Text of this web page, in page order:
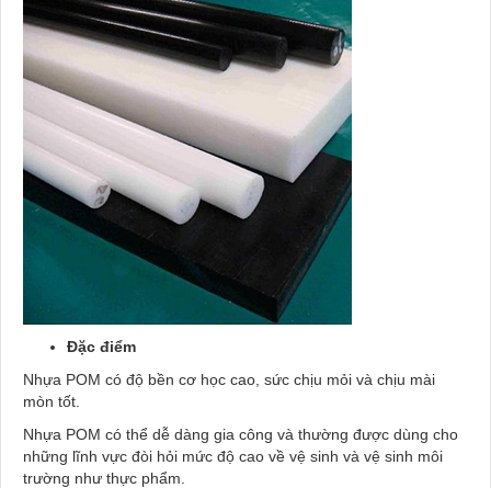
Đặc điểm
Nhựa POM có độ bền cơ học cao, sức chịu mỏi và chịu mài
mòn tốt.
Nhựa POM có thể dễ dàng gia công và thường được dùng cho
những lĩnh vực đòi hỏi mức độ cao về vệ sinh và vệ sinh môi
trường như thực phẩm.